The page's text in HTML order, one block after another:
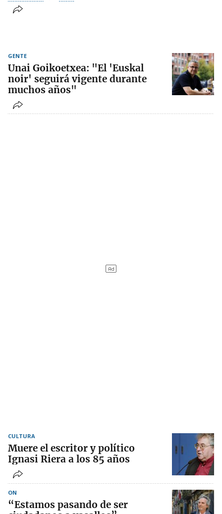
GENTE
Unai Goikoetxea: "El 'Euskal
noir' seguirá vigente durante
muchos años"
CULTURA
Muere el escritor y político
Ignasi Riera a los 85 años
ON
“Estamos pasando de ser